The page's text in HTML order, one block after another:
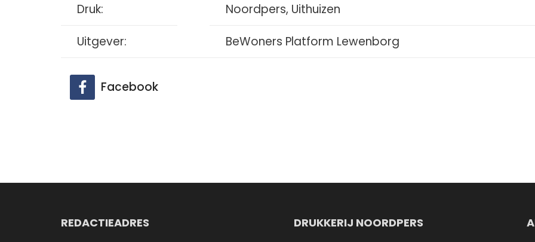
Druk:
Noordpers, Uithuizen
Uitgever:
BeWoners Platform Lewenborg
Facebook
REDACTIEADRES DRUKKERIJ NOORDPERS